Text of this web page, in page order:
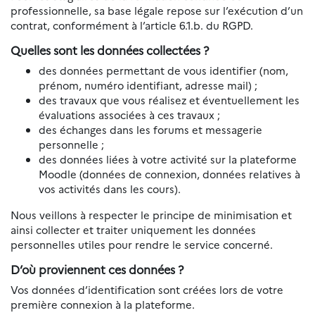
professionnelle, sa base légale repose sur l’exécution d’un
contrat, conformément à l’article 6.1.b. du RGPD.
Quelles sont les données collectées ?
des données permettant de vous identifier (nom,
prénom, numéro identifiant, adresse mail) ;
des travaux que vous réalisez et éventuellement les
évaluations associées à ces travaux ;
des échanges dans les forums et messagerie
personnelle ;
des données liées à votre activité sur la plateforme
Moodle (données de connexion, données relatives à
vos activités dans les cours).
Nous veillons à respecter le principe de minimisation et
ainsi collecter et traiter uniquement les données
personnelles utiles pour rendre le service concerné.
D’où proviennent ces données ?
Vos données d’identification sont créées lors de votre
première connexion à la plateforme.